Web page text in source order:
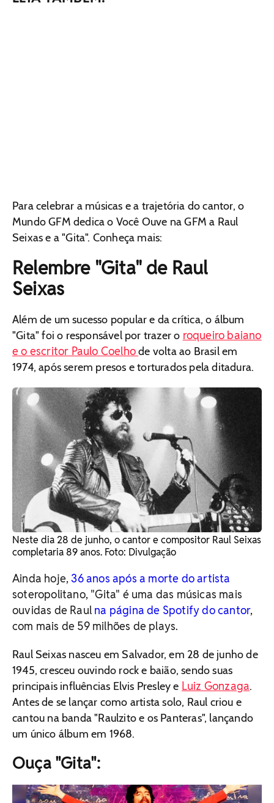
Para celebrar a músicas e a trajetória do cantor, o
Mundo GFM dedica o Você Ouve na GFM a Raul
Seixas e a "Gita". Conheça mais:
Relembre "Gita" de Raul
Seixas
Além de um sucesso popular e da crítica, o álbum
"Gita" foi o responsável por trazer o roqueiro baiano
e o escritor Paulo Coelhode volta ao Brasil em
1974, após serem presos e torturados pela ditadura.
Neste dia 28 de junho, o cantor e compositor Raul Seixas
completaria 89 anos. Foto: Divulgação
Ainda hoje,36 anos após a morte do artista
soteropolitano, "Gita" é uma das músicas mais
ouvidas de Raul na página de Spotify do cantor,
com mais de 59 milhões de plays.
Raul Seixas nasceu em Salvador, em 28 de junho de
1945, cresceu ouvindo rock e baião, sendo suas
principais influências Elvis Presley e Luiz Gonzaga.
Antes de se lançar como artista solo, Raul criou e
cantou na banda "Raulzito e os Panteras", lançando
um único álbum em 1968.
Ouça "Gita":